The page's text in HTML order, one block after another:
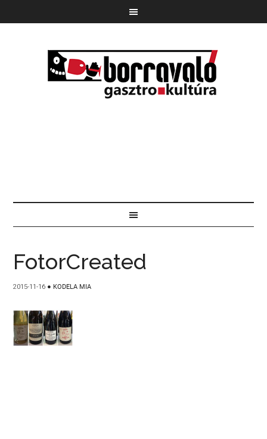
FotorCreated
2015-11-16 ● KODELA MIA